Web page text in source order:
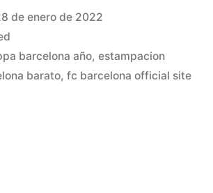
de enero de 2022
barcelona año, estampacion
barato, fc barcelona official site